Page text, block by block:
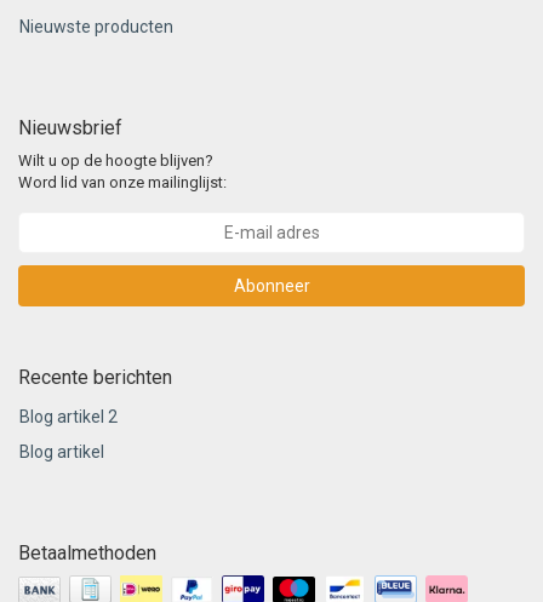
Nieuwste producten
Nieuwsbrief
Wilt u op de hoogte blijven?
Word lid van onze mailinglijst:
Abonneer
Recente berichten
Blog artikel 2
Blog artikel
Betaalmethoden